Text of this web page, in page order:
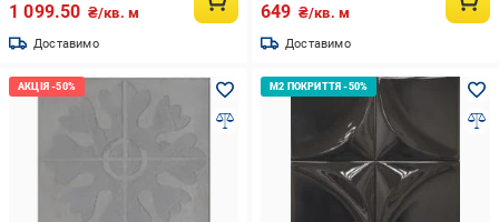
1 099.50 ₴/кв. м
Доставимо
649 ₴/кв. м
Доставимо